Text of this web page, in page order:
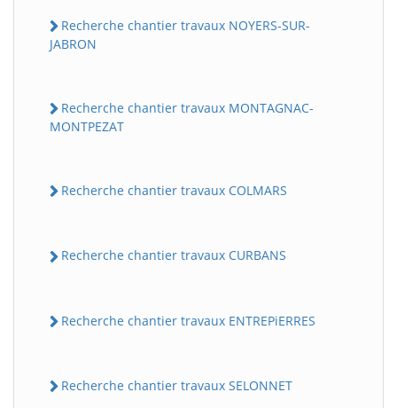
Recherche chantier travaux NOYERS-SUR-
JABRON
Recherche chantier travaux MONTAGNAC-
MONTPEZAT
Recherche chantier travaux COLMARS
Recherche chantier travaux CURBANS
Recherche chantier travaux ENTREPiERRES
Recherche chantier travaux SELONNET